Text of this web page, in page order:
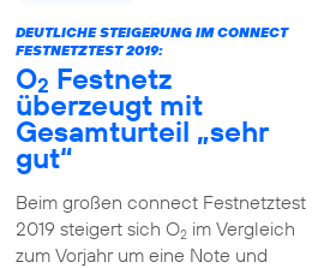
DEUTLICHE STEIGERUNG IM CONNECT
FESTNETZTEST 2019:
O2 Festnetz
überzeugt mit
Gesamturteil „sehr
gut“
Beim großen connect Festnetztest
2019 steigert sich O2im Vergleich
zum Vorjahr um eine Note und